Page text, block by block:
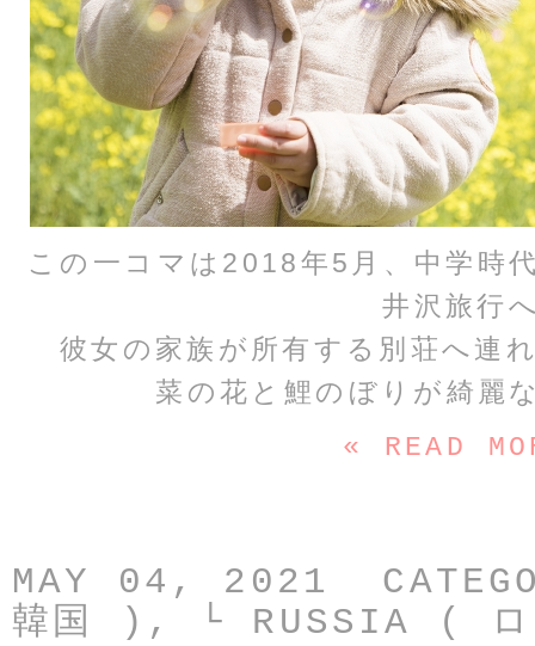
この一コマは2018年5月、中学時
井沢旅行
彼女の家族が所有する別荘へ連
菜の花と鯉のぼりが綺麗
« READ
MAY 04, 2021
韓国 ) , └ RUSSIA (